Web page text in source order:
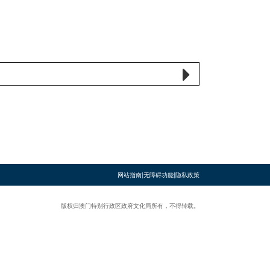
网站指南|无障碍功能|隐私政策
版权归澳门特别行政区政府文化局所有，不得转载。